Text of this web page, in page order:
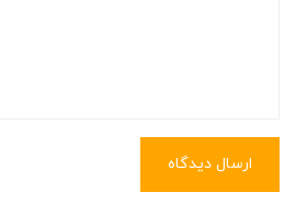
ارسال دیدگاه